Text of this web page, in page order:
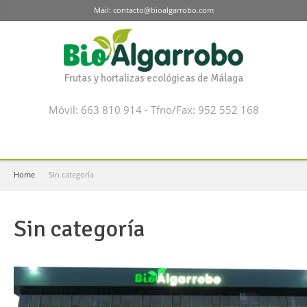
Mail: contacto@bioalgarrobo.com
Frutas y hortalizas ecológicas de Málaga
Móvil: 663 810 914 - Tfno/Fax: 952 552 168
Home Sin categoría
Sin categoría